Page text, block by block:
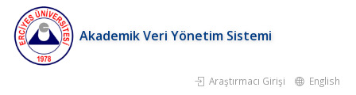
Akademik Veri Yönetim Sistemi
Araştırmacı Girişi English